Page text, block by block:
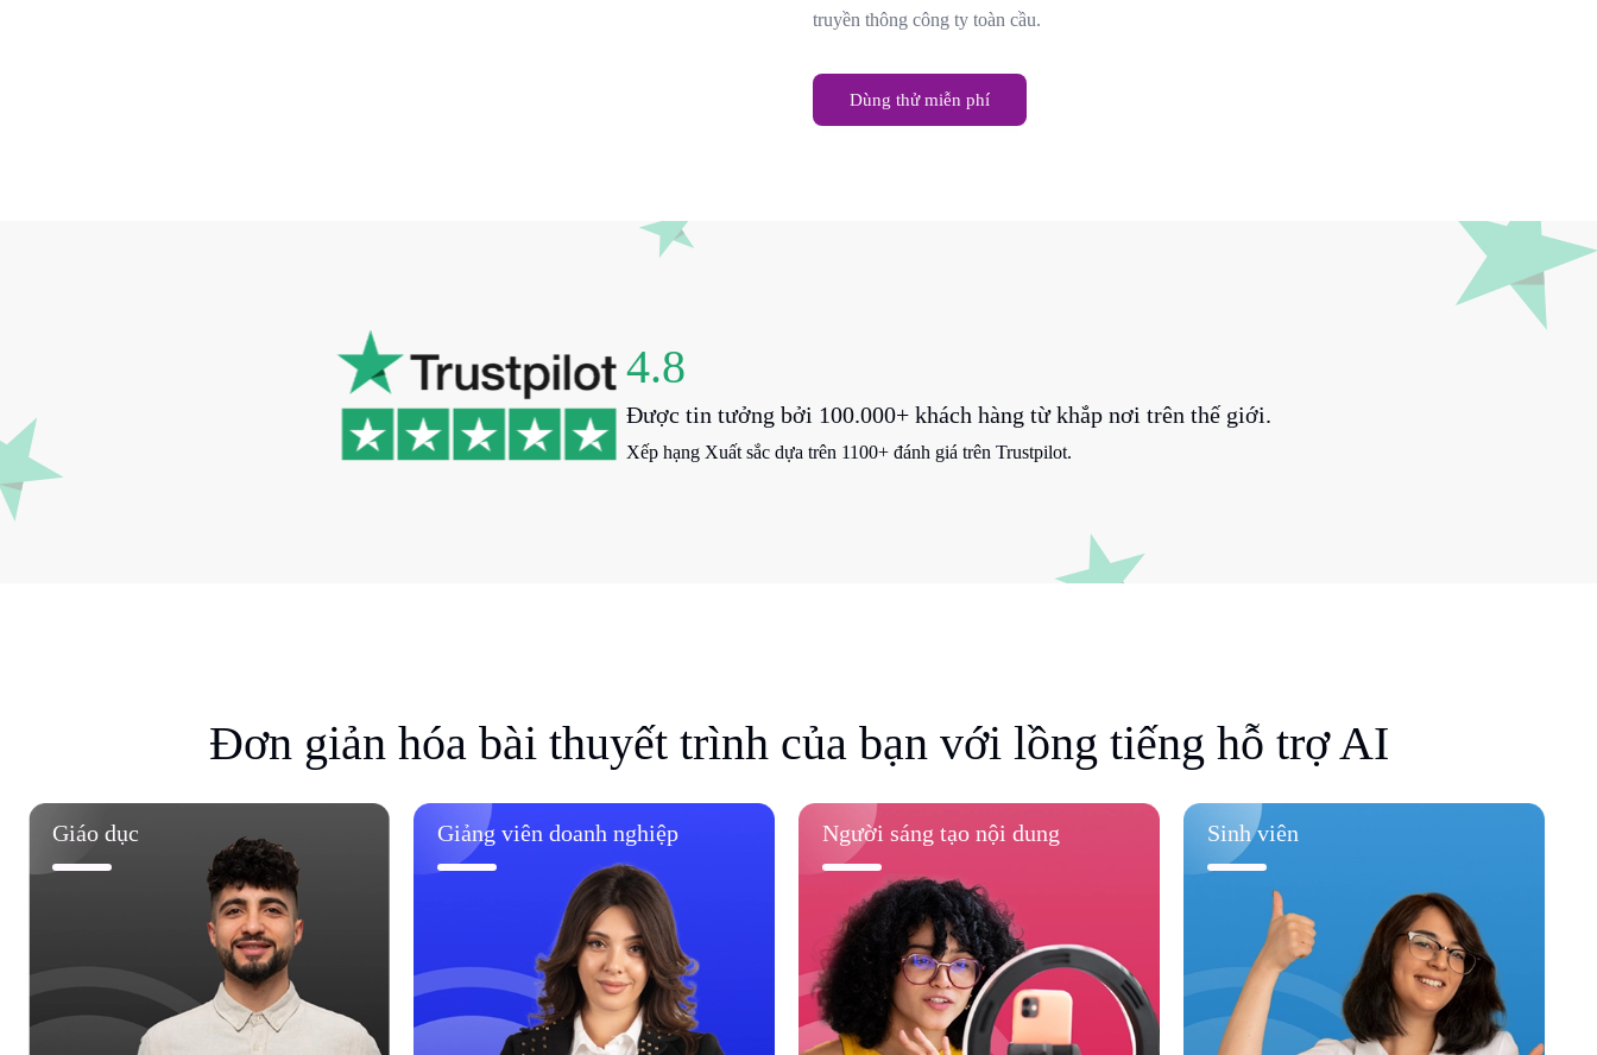
truyền thông công ty toàn cầu.
Dùng thử miễn phí
4.8
Được tin tưởng bởi 100.000+ khách hàng từ khắp nơi trên thế giới.
Xếp hạng Xuất sắc dựa trên 1100+ đánh giá trên Trustpilot.
Đơn giản hóa bài thuyết trình của bạn với lồng tiếng hỗ trợ AI
Giáo dục Giảng viên doanh nghiệp Người sáng tạo nội dung Sinh viên